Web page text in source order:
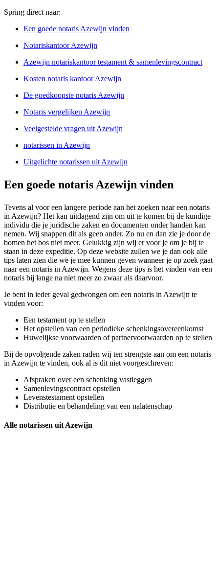
Spring direct naar:
Een goede notaris Azewijn vinden
Notariskantoor Azewijn
Azewijn notariskantoor testament & samenlevingscontract
Kosten notaris kantoor Azewijn
De goedkoopste notaris Azewijn
Notaris vergelijken Azewijn
Veelgestelde vragen uit Azewijn
notarissen in Azewijn
Uitgelichte notarissen uit Azewijn
Een goede notaris Azewijn vinden
Tevens al voor een langere periode aan het zoeken naar een notaris
in Azewijn? Het kan uitdagend zijn om uit te komen bij de kundige
individu die je juridische zaken en documenten onder handen kan
nemen. Wij snappen dit als geen ander. Zo nu en dan zie je door de
bomen het bos niet meer. Gelukkig zijn wij er voor je om je bij te
staan in deze expeditie. Op deze website zullen we je dan ook alle
tips laten zien die we je mee kunnen geven wanneer je op zoek gaat
naar een notaris in Azewijn. Wegens deze tips is het vinden van een
notaris bij lange na niet meer zo zwaar als daarvoor.
Je bent in ieder geval gedwongen om een notaris in Azewijn te
vinden voor:
Een testament op te stellen
Het opstellen van een periodieke schenkingsovereenkomst
Huwelijkse voorwaarden of partnervoorwaarden op te stellen
Bij de opvolgende zaken raden wij ten strengste aan om een notaris
in Azewijn te vinden, ook al is dit niet voorgeschreven:
Afspraken over een schenking vastleggen
Samenlevingscontract opstellen
Levenstestament opstellen
Distributie en behandeling van een nalatenschap
Alle notarissen uit Azewijn